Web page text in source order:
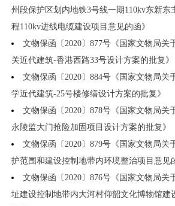
州段保护区划内地铁3号线一期110kv东新东
程110kv进线电缆建设项目意见的函》
文物保函〔2020〕877号《国家文物局关
关近代建筑-香港西路33号设计方案的批复》
文物保函〔2020〕884号《国家文物局关
学近代建筑-25号楼修缮设计方案的批复》
文物保函〔2020〕878号《国家文物局关
永陵监大门抢险加固项目设计方案的批复》
文物保函〔2020〕879号《国家文物局关
护范围和建设控制地带内环境整治项目意见
文物保函〔2020〕876号《国家文物局关
址建设控制地带内大河村仰韶文化博物馆建